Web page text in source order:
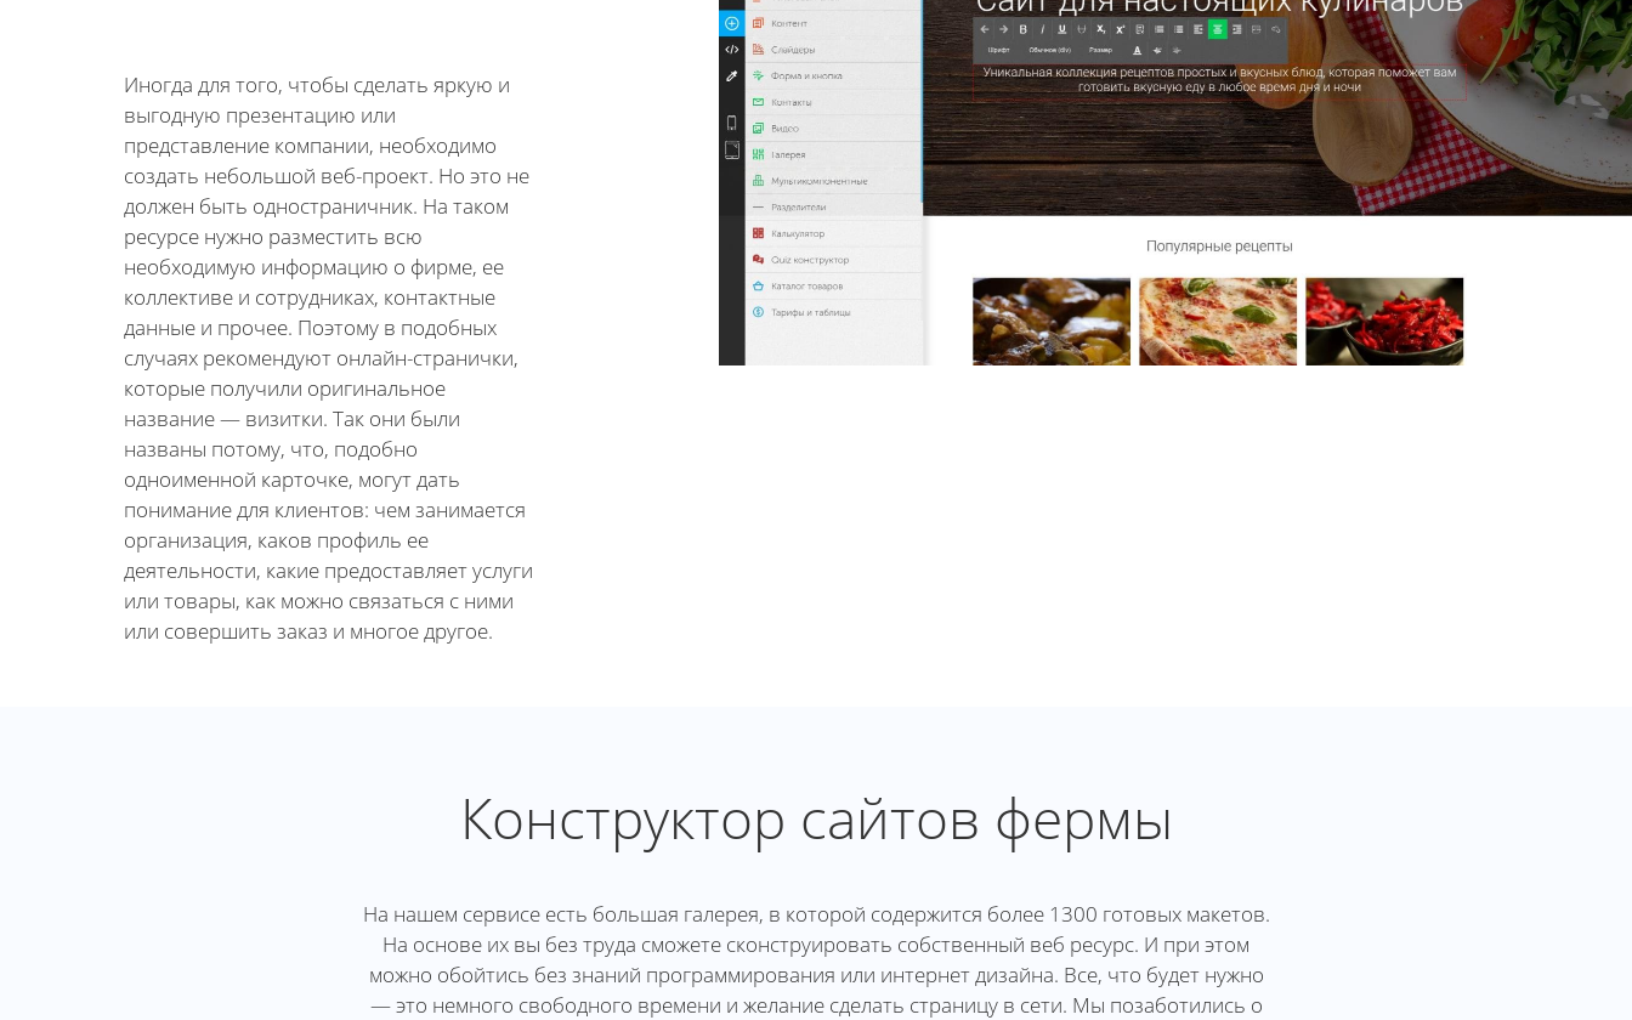
Иногда для того, чтобы сделать яркую и
выгодную презентацию или
представление компании, необходимо
создать небольшой веб-проект. Но это не
должен быть одностраничник. На таком
ресурсе нужно разместить всю
необходимую информацию о фирме, ее
коллективе и сотрудниках, контактные
данные и прочее. Поэтому в подобных
случаях рекомендуют онлайн-странички,
которые получили оригинальное
название — визитки. Так они были
названы потому, что, подобно
одноименной карточке, могут дать
понимание для клиентов: чем занимается
организация, каков профиль ее
деятельности, какие предоставляет услуги
или товары, как можно связаться с ними
или совершить заказ и многое другое.
Конструктор сайтов фермы
На нашем сервисе есть большая галерея, в которой содержится более 1300 готовых макетов.
На основе их вы без труда сможете сконструировать собственный веб ресурс. И при этом
можно обойтись без знаний программирования или интернет дизайна. Все, что будет нужно
— это немного свободного времени и желание сделать страницу в сети. Мы позаботились о